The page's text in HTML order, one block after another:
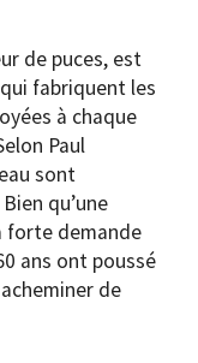
de puces, est
fabriquent les
à chaque
Paul
sont
qu’une
forte demande
ans ont poussé
de